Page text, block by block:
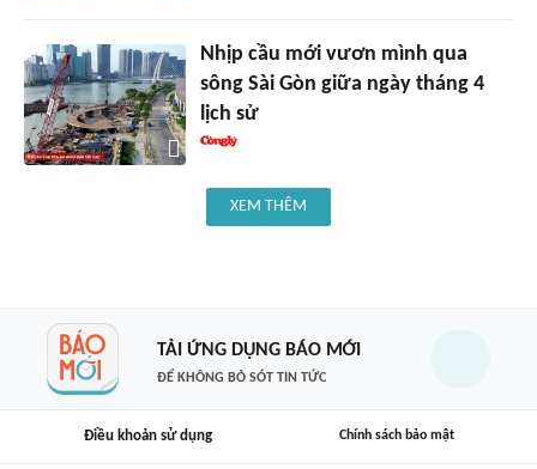
Nhịp cầu mới vươn mình qua
sông Sài Gòn giữa ngày tháng 4
lịch sử
XEM THÊM
TẢI ỨNG DỤNG BÁO MỚI
ĐỂ KHÔNG BỎ SÓT TIN TỨC
Điều khoản sử dụng Chính sách bảo mật